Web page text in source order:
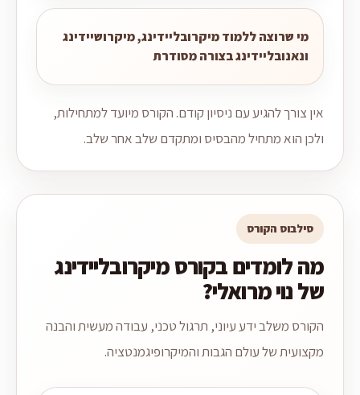
מי שרוצה ללמוד מיקרובליידינג, מיקרושיידינג
ונאנובליידינג בצורה מסודרת
אין צורך להגיע עם ניסיון קודם. הקורס מיועד למתחילות,
ולכן הוא מתחיל מהבסיס ומתקדם שלב אחר שלב.
סילבוס הקורס
מה לומדים בקורס מיקרובליידינג
של נוי מרואלי?
הקורס משלב ידע עיוני, תרגול טכני, עבודה מעשית והבנה
מקצועית של עולם הגבות והמיקרופיגמנטציה.